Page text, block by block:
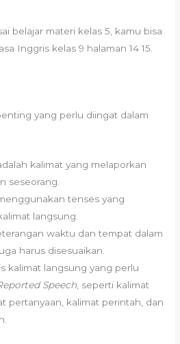
belajar materi kelas 5, kamu bisa
Inggris kelas 9 halaman 14 15.
yang perlu diingat dalam
kalimat yang melaporkan
seseorang.
tenses yang
langsung.
waktu dan tempat dalam
harus disesuaikan.
kalimat langsung yang perlu
Speech , seperti kalimat
pertanyaan, kalimat perintah, dan